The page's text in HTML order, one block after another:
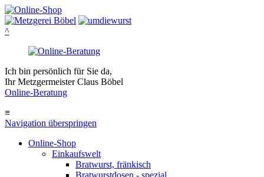
^
Ich bin persönlich für Sie da,
Ihr Metzgermeister Claus Böbel
Online-Beratung
≡
Navigation überspringen
Online-Shop
Einkaufswelt
Bratwurst, fränkisch
Bratwurst­dosen - spezial